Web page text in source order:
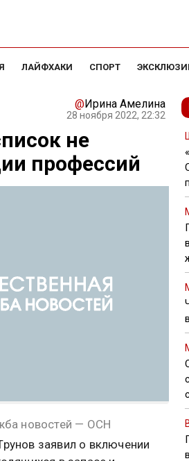
ЛАЙФХАКИ СПОРТ
@Ирина Амелина
28 ноября 2022, 22:32
не
профессий
новостей — ОСН
заявил о включении